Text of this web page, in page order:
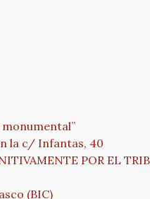
la c/ Infantas, 40
POR EL
(BIC)